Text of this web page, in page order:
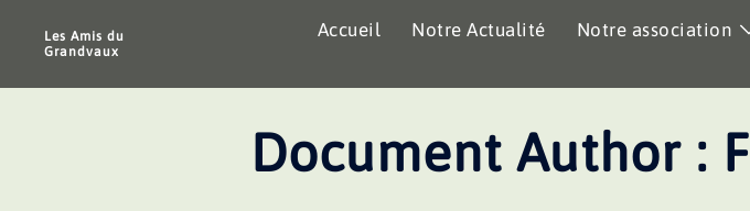
Les Amis du
Grandvaux
Accueil Notre Actualité Notre association
Document Author :